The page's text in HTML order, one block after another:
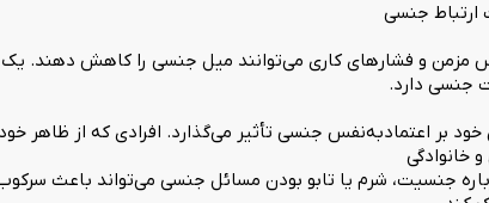
ارتباط جنسی
مزمن و فشارهای کاری می‌توانند میل جنسی را کاهش دهند. یک
جنسی دارد.
بر اعتمادبه‌نفس جنسی تأثیر می‌گذارد. افرادی که از ظاهر
جنسیت، شرم یا تابو بودن مسائل جنسی می‌تواند باعث